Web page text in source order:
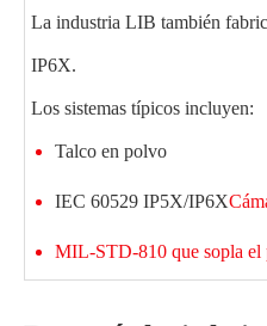
La industria LIB también
IP6X.
Los sistemas típicos incluyen:
Talco en polvo
IEC 60529 IP5X/IP6X
MIL-STD-810 que sopla el